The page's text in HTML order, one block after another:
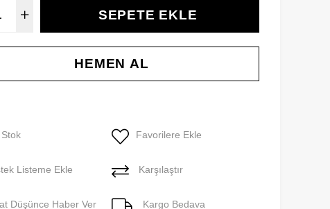
Favorilere Ekle
Listeme Ekle Karşılaştır
Düşünce Haber Ver Kargo Bedava